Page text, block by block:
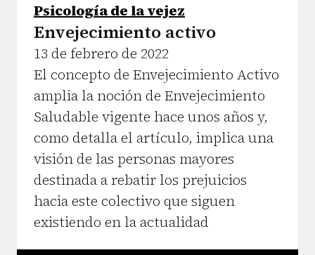
Psicología de la vejez
Envejecimiento activo
13 de febrero de 2022
El concepto de Envejecimiento Activo
amplia la noción de Envejecimiento
Saludable vigente hace unos años y,
como detalla el artículo, implica una
visión de las personas mayores
destinada a rebatir los prejuicios
hacia este colectivo que siguen
existiendo en la actualidad